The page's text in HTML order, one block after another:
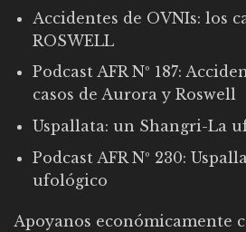
Accidentes de OVNIs: los
ROSWELL
Podcast AFR Nº 187:
casos de Aurora y Roswell
Uspallata: un Shangri-La
Podcast AFR Nº 230:
ufológico
Apoyanos económicamente